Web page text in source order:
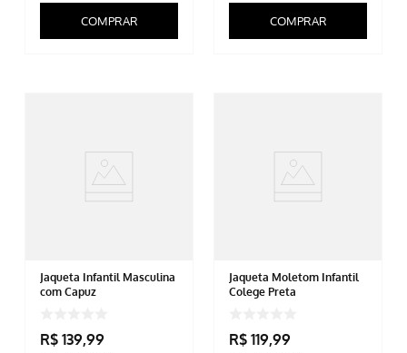
COMPRAR COMPRAR
Jaqueta Infantil Masculina
com Capuz
R$ 139,99
Jaqueta Moletom Infantil
Colege Preta
R$ 119,99